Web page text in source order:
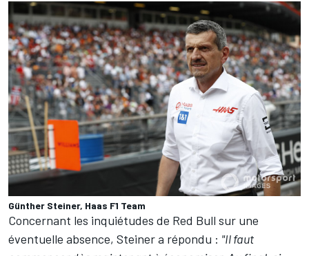
Günther Steiner, Haas F1 Team
Concernant les inquiétudes de Red Bull sur une
éventuelle absence, Steiner a répondu : "Il faut